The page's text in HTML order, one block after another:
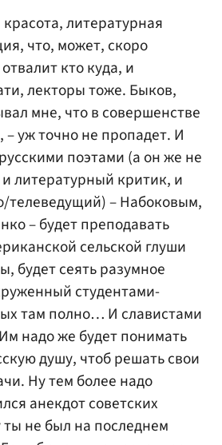
литературная
что, может, скоро
кто куда, и
лекторы тоже. Быков,
мне, что в совершенстве
– уж точно не пропадет. И
поэтами (а он же не
литературный критик, и
телеведущий) – Набоковым,
– будет преподавать
сельской глуши
будет сеять разумное
студентами-
там полно… И славистами
надо же будет понимать
душу, чтоб решать свои
Ну тем более надо
анекдот советских
не был на последнем